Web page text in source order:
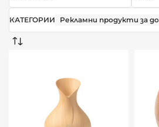
КАТЕГОРИИ Рекламни продукти за